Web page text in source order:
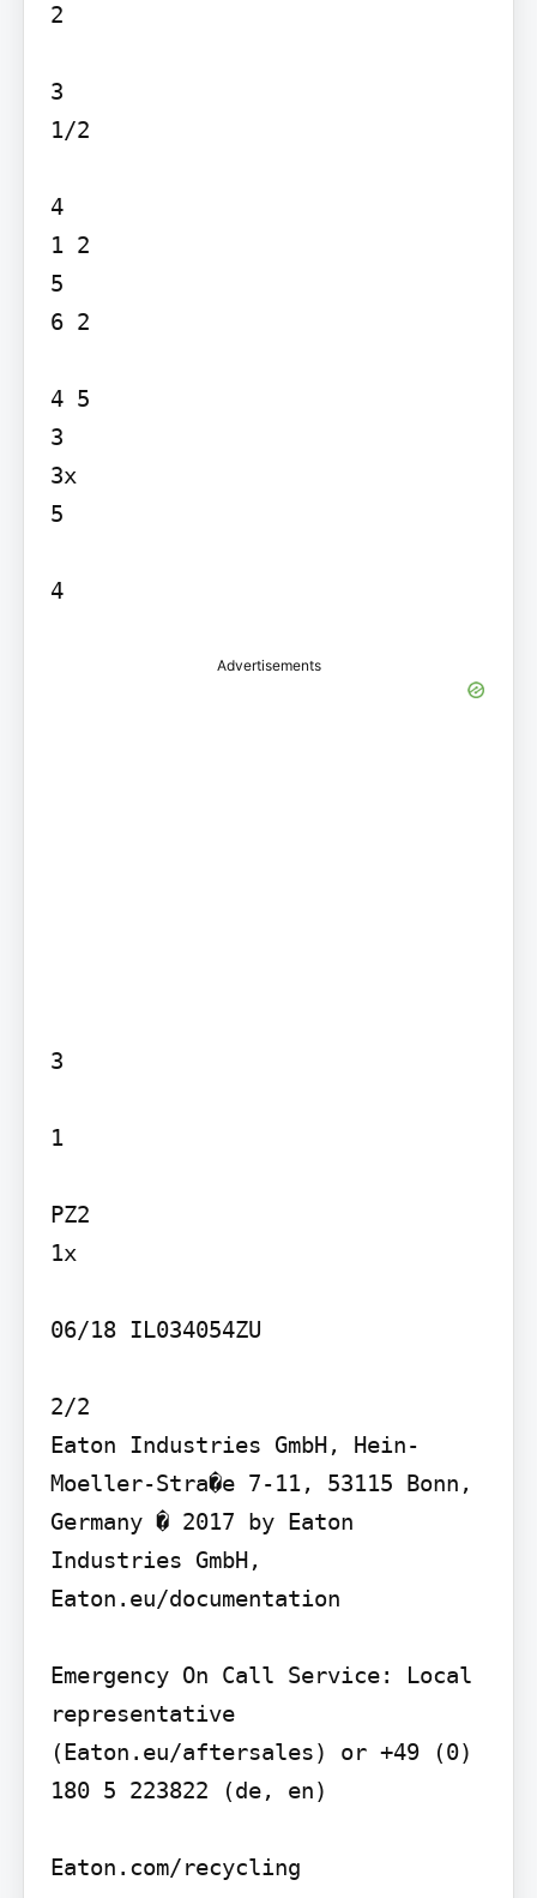
2
3
1/2
4
1 2
5
6 2
4 5
3
3x
5
4
Advertisements
3
1
PZ2
1x
06/18 IL034054ZU
2/2
Eaton Industries GmbH, Hein-
Moeller-Stra�e 7-11, 53115 Bonn,
Germany � 2017 by Eaton
Industries GmbH,
Eaton.eu/documentation
Emergency On Call Service: Local
representative
(Eaton.eu/aftersales) or +49 (0)
180 5 223822 (de, en)
Eaton.com/recycling